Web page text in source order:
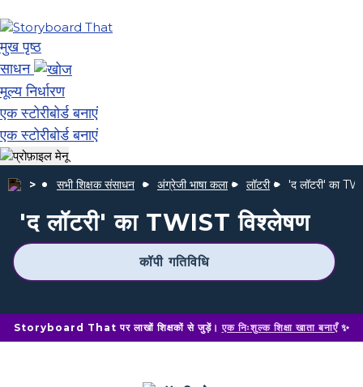
मुख पृष्ठ
साधन
मूल्य निर्धारण
एक स्टोरीबोर्ड बनाएं
एक स्टोरीबोर्ड बनाएं
सभी शिक्षक संसाधन अंग्रेजी भाषा कला लॉटरी 'द लॉटरी' का
'द लॉटरी' का TWIST विश्लेषण
कॉपी गतिविधि
Storyboard That पर लाखों शिक्षकों से जुड़ें। एक निःशुल्क शिक्षा खाता बनाएँ✨